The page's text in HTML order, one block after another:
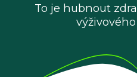
To je hubnout
výživového